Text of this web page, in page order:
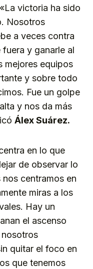
victoria ha sido
Nosotros
a veces contra
y ganarle al
mejores equipos
y sobre todo
Fue un golpe
y nos da más
Álex Suárez.
en lo que
de observar lo
centramos en
miras a los
Hay un
el ascenso
quitar el foco en
que tenemos